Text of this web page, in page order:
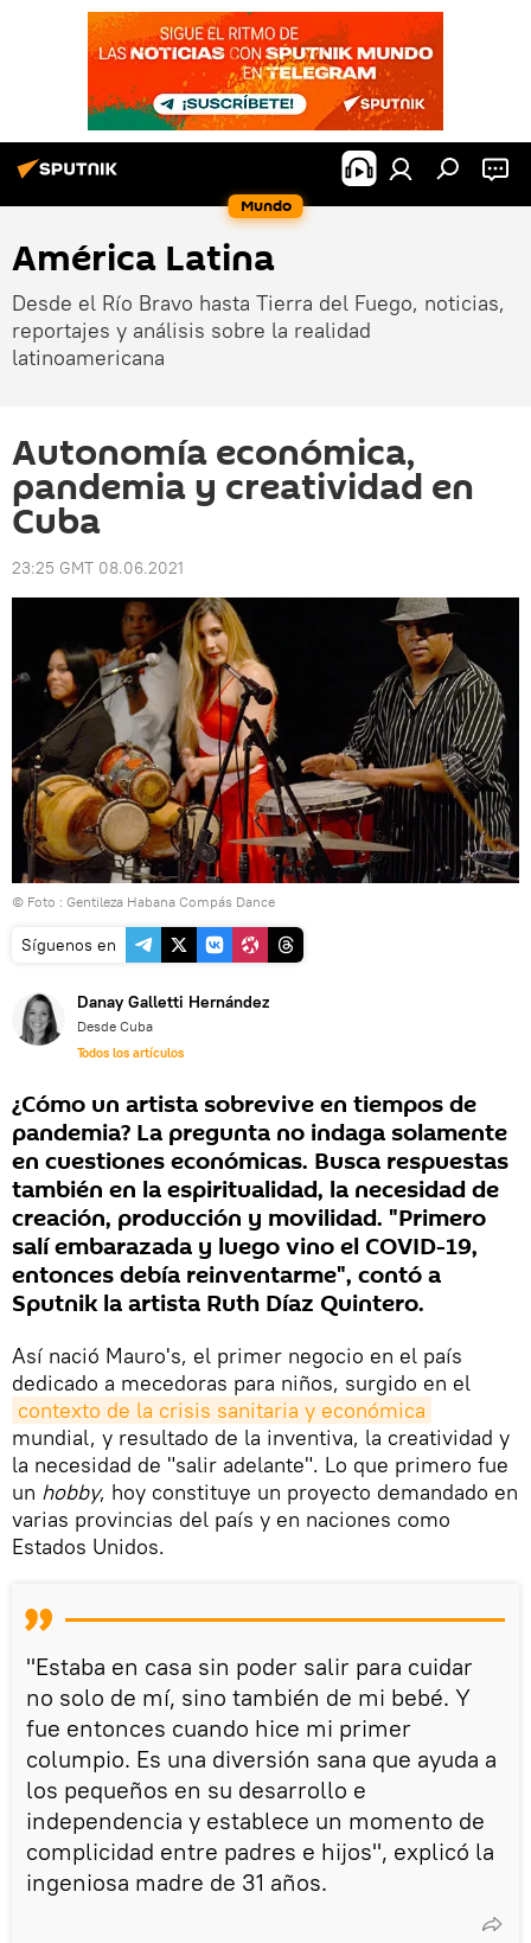
Mundo
América Latina
Desde el Río Bravo hasta Tierra del Fuego, noticias,
reportajes y análisis sobre la realidad
latinoamericana
Autonomía económica,
pandemia y creatividad en
Cuba
23:25 GMT 08.06.2021
© Foto : Gentileza Habana Compás Dance
Síguenos en
Danay Galletti Hernández
Desde Cuba
Todos los artículos
¿Cómo un artista sobrevive en tiempos de
pandemia? La pregunta no indaga solamente
en cuestiones económicas. Busca respuestas
también en la espiritualidad, la necesidad de
creación, producción y movilidad. "Primero
salí embarazada y luego vino el COVID-19,
entonces debía reinventarme", contó a
Sputnik la artista Ruth Díaz Quintero.
Así nació Mauro's, el primer negocio en el país
dedicado a mecedoras para niños, surgido en el
contexto de la crisis sanitaria y económica
mundial, y resultado de la inventiva, la creatividad y
la necesidad de "salir adelante". Lo que primero fue
un hobby, hoy constituye un proyecto demandado en
varias provincias del país y en naciones como
Estados Unidos.
"Estaba en casa sin poder salir para cuidar
no solo de mí, sino también de mi bebé. Y
fue entonces cuando hice mi primer
columpio. Es una diversión sana que ayuda a
los pequeños en su desarrollo e
independencia y establece un momento de
complicidad entre padres e hijos", explicó la
ingeniosa madre de 31 años.